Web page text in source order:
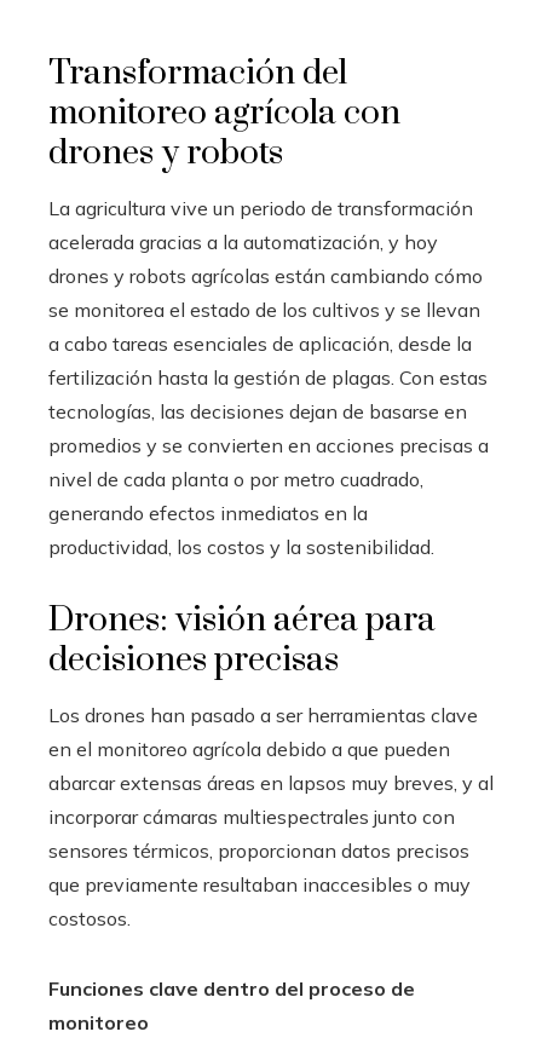
Transformación del
monitoreo agrícola con
drones y robots
La agricultura vive un periodo de transformación
acelerada gracias a la automatización, y hoy
drones y robots agrícolas están cambiando cómo
se monitorea el estado de los cultivos y se llevan
a cabo tareas esenciales de aplicación, desde la
fertilización hasta la gestión de plagas. Con estas
tecnologías, las decisiones dejan de basarse en
promedios y se convierten en acciones precisas a
nivel de cada planta o por metro cuadrado,
generando efectos inmediatos en la
productividad, los costos y la sostenibilidad.
Drones: visión aérea para
decisiones precisas
Los drones han pasado a ser herramientas clave
en el monitoreo agrícola debido a que pueden
abarcar extensas áreas en lapsos muy breves, y al
incorporar cámaras multiespectrales junto con
sensores térmicos, proporcionan datos precisos
que previamente resultaban inaccesibles o muy
costosos.
Funciones clave dentro del proceso de
monitoreo